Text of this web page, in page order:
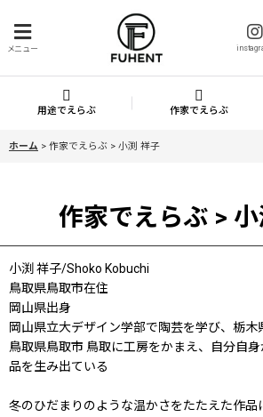
メニュー
用途でえらぶ 作家でえらぶ
ホーム > 作家でえらぶ > 小渕 祥子
作家でえらぶ >
小渕 祥子/Shoko Kobuchi
鳥取県鳥取市在住
岡山県出身
岡山県立大デザイン学部で陶芸を学び、栃木
鳥取県鳥取市 鳥取に工房をかまえ、自分自
品を生み出ている
冬のひだまりのような温かさをたたえた作品